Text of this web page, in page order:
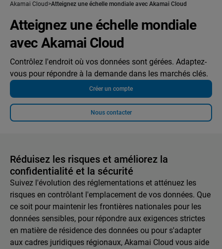
Akamai Cloud Atteignez une échelle mondiale avec Akamai Cloud
Atteignez une échelle mondiale
avec Akamai Cloud
Contrôlez l'endroit où vos données sont gérées. Adaptez-
vous pour répondre à la demande dans les marchés clés.
Créer un compte
Nous contacter
Réduisez les risques et améliorez la
confidentialité et la sécurité
Suivez l'évolution des réglementations et atténuez les
risques en contrôlant l'emplacement de vos données. Que
ce soit pour maintenir les frontières nationales pour les
données sensibles, pour répondre aux exigences strictes
en matière de résidence des données ou pour s'adapter
aux cadres juridiques régionaux, Akamai Cloud vous aide